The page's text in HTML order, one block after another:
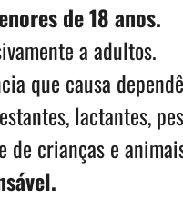
de 18 anos.
a adultos.
que causa
lactantes,
de crianças e